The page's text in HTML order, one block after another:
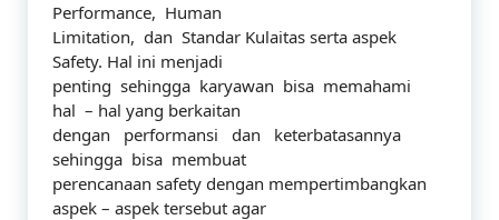
Performance, Human
Limitation, dan Standar Kulaitas serta aspek
Safety. Hal ini menjadi
penting sehingga karyawan bisa memahami
hal – hal yang berkaitan
dengan performansi dan keterbatasannya
sehingga bisa membuat
perencanaan safety dengan mempertimbangkan
aspek – aspek tersebut agar